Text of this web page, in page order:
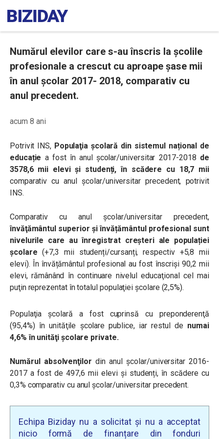
Numărul elevilor care s-au înscris la școlile
profesionale a crescut cu aproape șase mii
în anul școlar 2017- 2018, comparativ cu
anul precedent.
acum 8 ani
Potrivit INS, Populaţia şcolară din sistemul național de
educație a fost în anul şcolar/universitar 2017-2018 de
3578,6 mii elevi şi studenți, în scădere cu 18,7 mii
comparativ cu anul şcolar/universitar precedent, potrivit
INS.
Comparativ cu anul şcolar/universitar precedent,
învăţământul superior și învățământul profesional sunt
nivelurile care au înregistrat creşteri ale populației
școlare (+7,3 mii studenți/cursanți, respectiv +5,8 mii
elevi). În învățământul profesional au fost înscriși 90,2 mii
elevi, rămânând în continuare nivelul educaţional cel mai
puţin reprezentat în totalul populaţiei şcolare (2,5%).
Populaţia şcolară a fost cuprinsă cu preponderenţă
(95,4%) în unităţile şcolare publice, iar restul de numai
4,6% în unităţi şcolare private.
Numărul absolvenţilor din anul şcolar/universitar 2016-
2017 a fost de 497,6 mii elevi şi studenți, în scădere cu
0,3% comparativ cu anul şcolar/universitar precedent.
Echipa Biziday nu a solicitat și nu a acceptat
nicio formă de finanțare din fonduri